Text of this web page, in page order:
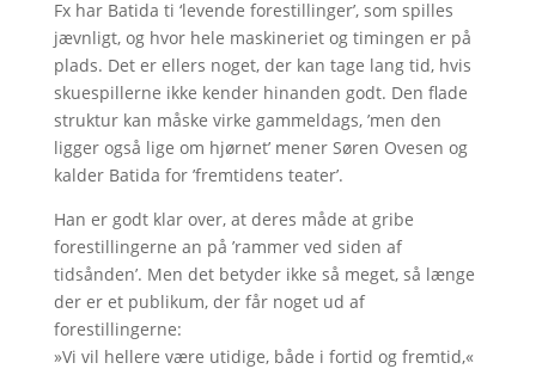
Fx har Batida ti ‘levende forestillinger’, som spilles
jævnligt, og hvor hele maskineriet og timingen er på
plads. Det er ellers noget, der kan tage lang tid, hvis
skuespillerne ikke kender hinanden godt. Den flade
struktur kan måske virke gammeldags, ’men den
ligger også lige om hjørnet’ mener Søren Ovesen og
kalder Batida for ’fremtidens teater’.
Han er godt klar over, at deres måde at gribe
forestillingerne an på ’rammer ved siden af
tidsånden’. Men det betyder ikke så meget, så længe
der er et publikum, der får noget ud af
forestillingerne:
»Vi vil hellere være utidige, både i fortid og fremtid,«